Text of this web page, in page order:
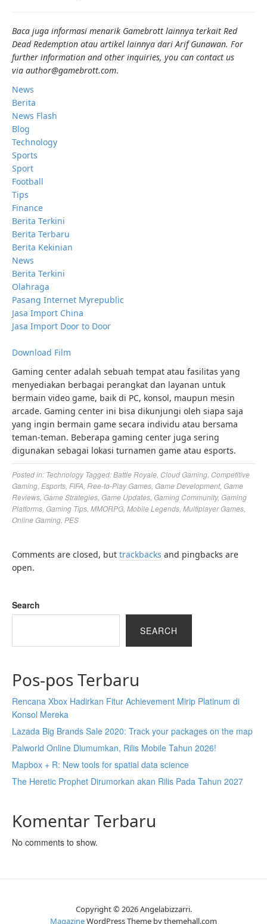
Baca juga informasi menarik Gamebrott lainnya terkait Red
Dead Redemption atau artikel lainnya dari Arif Gunawan. For
further information and other inquiries, you can contact us
via author@gamebrott.com.
News
Berita
News Flash
Blog
Technology
Sports
Sport
Football
Tips
Finance
Berita Terkini
Berita Terbaru
Berita Kekinian
News
Berita Terkini
Olahraga
Pasang Internet Myrepublic
Jasa Import China
Jasa Import Door to Door
Download Film
Gaming center adalah sebuah tempat atau fasilitas yang
menyediakan berbagai perangkat dan layanan untuk
bermain video game, baik di PC, konsol, maupun mesin
arcade. Gaming center ini bisa dikunjungi oleh siapa saja
yang ingin bermain game secara individu atau bersama
teman-teman. Beberapa gaming center juga sering
digunakan sebagai lokasi turnamen game atau esports.
Posted in: Technology Tagged:Battle Royale Cloud Gaming Competitive
Gaming Esports FIFA Free-to-Play Games Game Development, Game
Reviews Game Strategies Game Updates Gaming Community, Gaming
Platforms Gaming Tips MMORPG Mobile Legends Multiplayer Games
Online Gaming PES
Comments are closed, but trackbacks and pingbacks are
open.
Search
SEARCH
Pos-pos Terbaru
Rencana Xbox Hadirkan Fitur Achievement Mirip Platinum di
Konsol Mereka
Lazada Big Brands Sale 2020: Track your packages on the map
Palworld Online Diumumkan, Rilis Mobile Tahun 2026!
Mapbox + R: New tools for spatial data science
The Heretic Prophet Dirumorkan akan Rilis Pada Tahun 2027
Komentar Terbaru
No comments to show.
Copyright © 2026 Angelabizzarri.
MagazineWordPress Theme by themehall.com